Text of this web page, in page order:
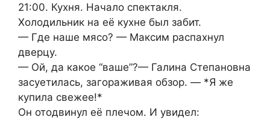
21:00. Кухня. Начало спектакля.
Холодильник на её кухне был забит.
— Где наше мясо? — Максим распахнул
дверцу.
— Ой, да какое “ваше”?— Галина Степановна
засуетилась, загораживая обзор. — *Я же
купила свежее!*
Он отодвинул её плечом. И увидел: